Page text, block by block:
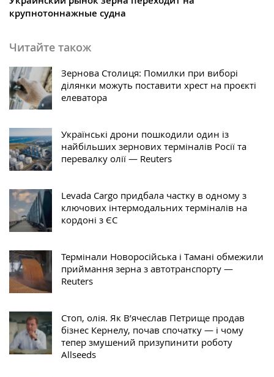
крупнотоннажные судна
Читайте також
Зернова Столиця: Помилки при виборі
ділянки можуть поставити хрест на проєкті
елеватора
Українські дрони пошкодили один із
найбільших зернових терміналів Росії та
перевалку олії — Reuters
Levada Cargo придбала частку в одному з
ключових інтермодальних терміналів на
кордоні з ЄС
Термінали Новоросійська і Тамані обмежили
приймання зерна з автотранспорту —
Reuters
Стоп, олія. Як В’ячеслав Петрище продав
бізнес Кернелу, почав спочатку — і чому
тепер змушений призупинити роботу
Allseeds